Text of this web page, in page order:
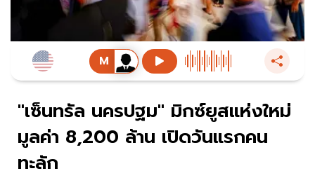
"เซ็นทรัล นครปฐม" มิกซ์ยูสแห่งใหม่
มูลค่า 8,200 ล้าน เปิดวันแรกคน
ทะลัก